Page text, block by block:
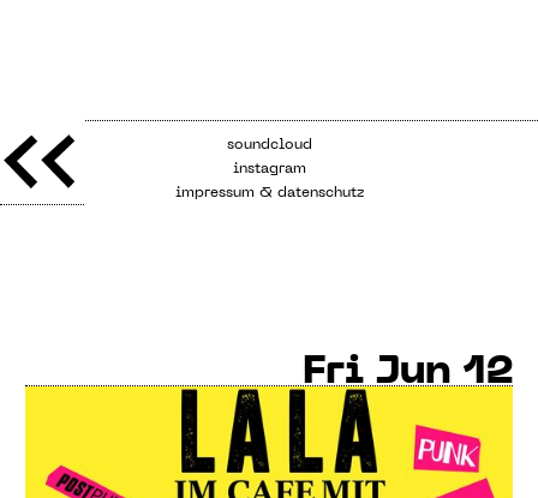
soundcloud
instagram
impressum & datenschutz
Fri Jun 12